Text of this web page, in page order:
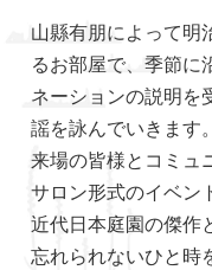
山縣有朋によって明
るお部屋で、季節に
ネーションの説明を
謡を詠んでいきます
来場の皆様とコミュ
サロン形式のイベン
近代日本庭園の傑作
忘れられないひと時